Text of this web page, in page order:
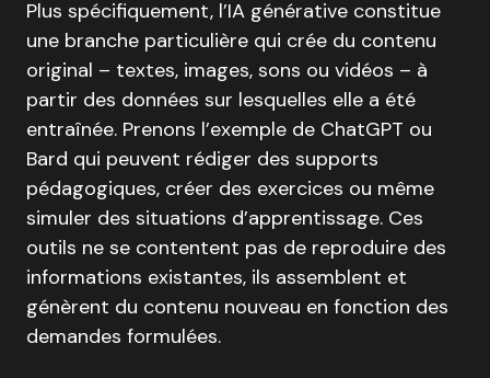
Plus spécifiquement, l’IA générative constitue
une branche particulière qui crée du contenu
original – textes, images, sons ou vidéos – à
partir des données sur lesquelles elle a été
entraînée. Prenons l’exemple de ChatGPT ou
Bard qui peuvent rédiger des supports
pédagogiques, créer des exercices ou même
simuler des situations d’apprentissage. Ces
outils ne se contentent pas de reproduire des
informations existantes, ils assemblent et
génèrent du contenu nouveau en fonction des
demandes formulées.